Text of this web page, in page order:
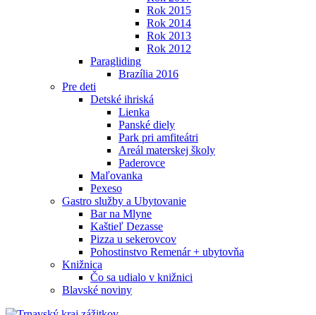
Rok 2015
Rok 2014
Rok 2013
Rok 2012
Paragliding
Brazília 2016
Pre deti
Detské ihriská
Lienka
Panské diely
Park pri amfiteátri
Areál materskej školy
Paderovce
Maľovanka
Pexeso
Gastro služby a Ubytovanie
Bar na Mlyne
Kaštieľ Dezasse
Pizza u sekerovcov
Pohostinstvo Remenár + ubytovňa
Knižnica
Čo sa udialo v knižnici
Blavské noviny